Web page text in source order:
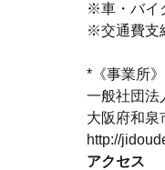
※車・バイ
※交通費支
*《事業所
一般社団法
大阪府和泉
http://
アクセス